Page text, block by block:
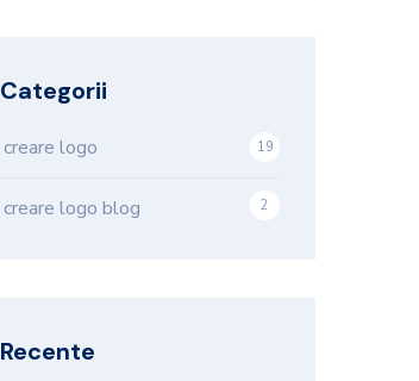
Categorii
creare logo
19
creare logo blog 2
Recente